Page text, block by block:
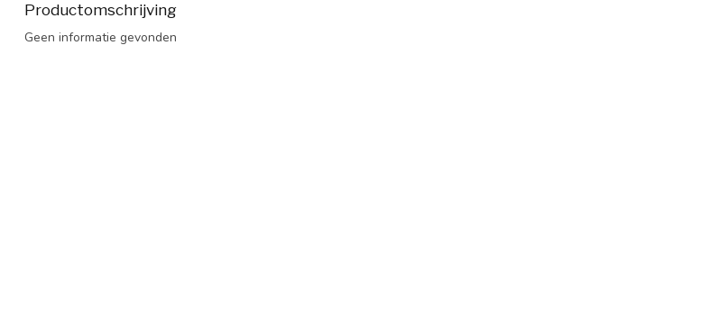
Productomschrijving
Geen informatie gevonden